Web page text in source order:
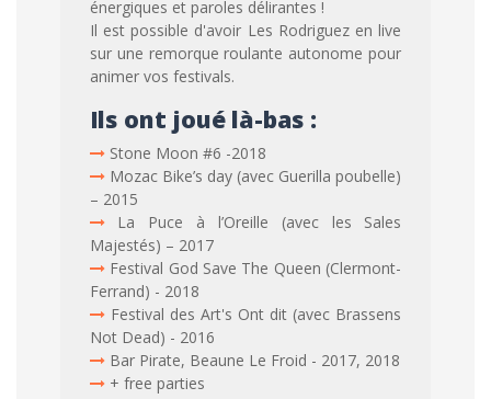
énergiques et paroles délirantes !
Il est possible d'avoir Les Rodriguez en live
sur une remorque roulante autonome pour
animer vos festivals.
Ils ont joué là-bas :
Stone Moon #6 -2018
Mozac Bike’s day (avec Guerilla poubelle)
– 2015
La Puce à l’Oreille (avec les Sales
Majestés) – 2017
Festival God Save The Queen (Clermont-
Ferrand) - 2018
Festival des Art's Ont dit (avec Brassens
Not Dead) - 2016
Bar Pirate, Beaune Le Froid - 2017, 2018
+ free parties